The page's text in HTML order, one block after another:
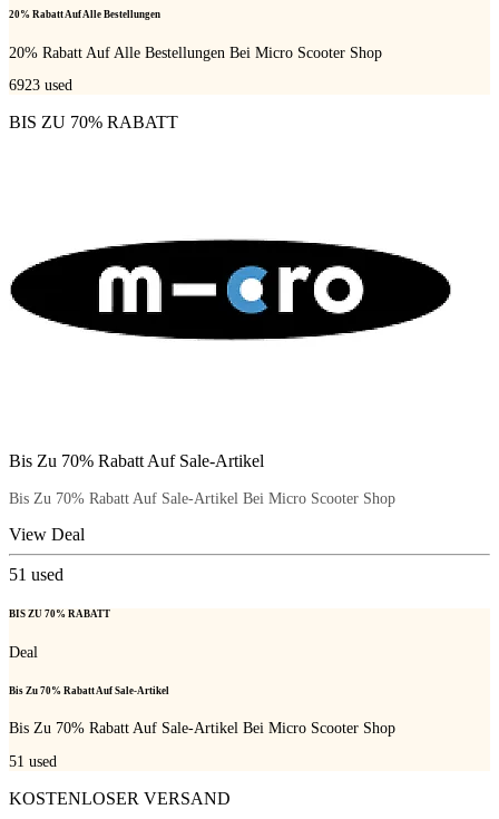
20% Rabatt Auf Alle Bestellungen
20% Rabatt Auf Alle Bestellungen Bei Micro Scooter Shop
6923 used
BIS ZU 70% RABATT
Bis Zu 70% Rabatt Auf Sale-Artikel
Bis Zu 70% Rabatt Auf Sale-Artikel Bei Micro Scooter Shop
View Deal
51 used
BIS ZU 70% RABATT
Deal
Bis Zu 70% Rabatt Auf Sale-Artikel
Bis Zu 70% Rabatt Auf Sale-Artikel Bei Micro Scooter Shop
51 used
KOSTENLOSER VERSAND